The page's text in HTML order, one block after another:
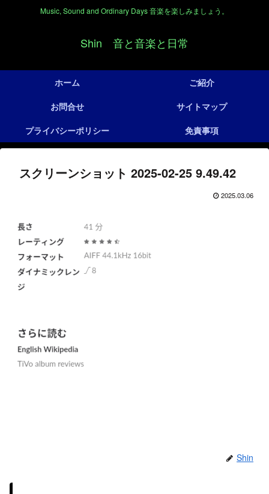
Music, Sound and Ordinary Days 音楽を楽しみましょう。
Shin 音と音楽と日常
ホーム
ご紹介
お問合せ
サイトマップ
プライバシーポリシー
免責事項
スクリーンショット 2025-02-25 9.49.42
2025.03.06
Shin